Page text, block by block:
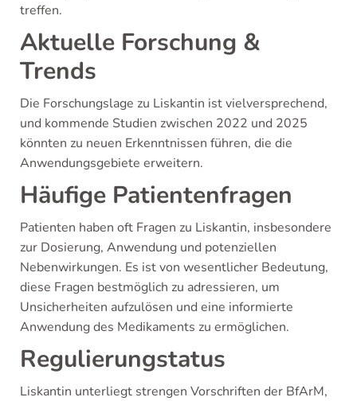
treffen.
Aktuelle Forschung &
Trends
Die Forschungslage zu Liskantin ist vielversprechend,
und kommende Studien zwischen 2022 und 2025
könnten zu neuen Erkenntnissen führen, die die
Anwendungsgebiete erweitern.
Häufige Patientenfragen
Patienten haben oft Fragen zu Liskantin, insbesondere
zur Dosierung, Anwendung und potenziellen
Nebenwirkungen. Es ist von wesentlicher Bedeutung,
diese Fragen bestmöglich zu adressieren, um
Unsicherheiten aufzulösen und eine informierte
Anwendung des Medikaments zu ermöglichen.
Regulierungstatus
Liskantin unterliegt strengen Vorschriften der BfArM,